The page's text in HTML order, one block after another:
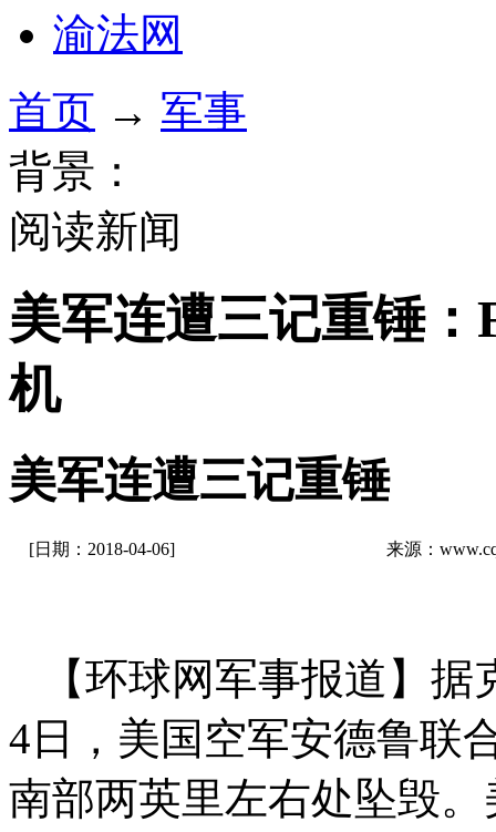
渝法网
首页 → 军事
背景：
阅读新闻
美军连遭三记重锤
机
美军连遭三记重锤
[日期：2018-04-06] 来源：
【环球网军事报道】据
4日，美国空军安德鲁联
南部两英里左右处坠毁